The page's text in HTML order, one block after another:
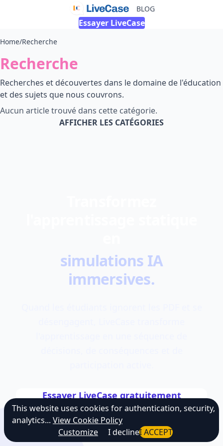
BLOG
Essayer LiveCase
Home/Recherche
Recherche
Recherches et découvertes dans le domaine de l'éducation
et des sujets que nous couvrons.
Aucun article trouvé dans cette catégorie.
AFFICHER LES CATÉGORIES
simulations IA
immersives.
Essayer LiveCase gratuitement
Explorer le catalogue
This website uses cookies for authentication, security,
analytics... View Cookie Policy
Customize
I declineI ACCEPT